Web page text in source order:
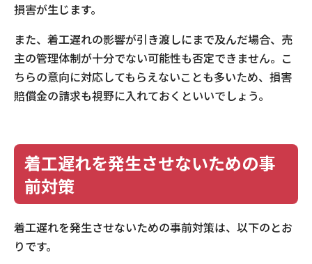
損害が生じます。
また、着工遅れの影響が引き渡しにまで及んだ場合、売
主の管理体制が十分でない可能性も否定できません。こ
ちらの意向に対応してもらえないことも多いため、損害
賠償金の請求も視野に入れておくといいでしょう。
着工遅れを発生させないための事
前対策
着工遅れを発生させないための事前対策は、以下のとお
りです。